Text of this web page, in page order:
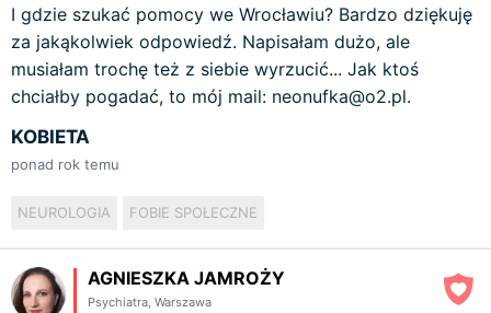
I gdzie szukać pomocy we Wrocławiu? Bardzo dziękuję
za jakąkolwiek odpowiedź. Napisałam dużo, ale
musiałam trochę też z siebie wyrzucić... Jak ktoś
chciałby pogadać, to mój mail: neonufka@o2.pl.
KOBIETA
ponad rok temu
NEUROLOGIA FOBIE SPOŁECZNE
AGNIESZKA JAMROŻY
Psychiatra, Warszawa